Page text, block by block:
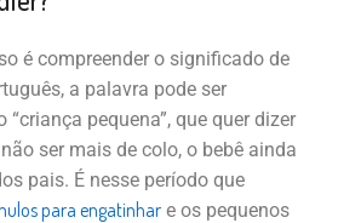
é compreender o significado de
a palavra pode ser
pequena”, que quer dizer
ser mais de colo, o bebê ainda
pais. É nesse período que
para engatinhar e os pequenos